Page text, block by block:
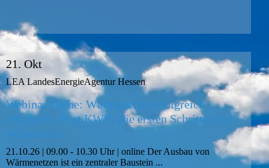
21. Okt
LEA LandesEnergieAgentur Hessen
Webinar-Reihe: Wärmenetze erfolgreich
errichten - Post KWP: Die ersten Schritte zum
Wärmenetz
21.10.26 | 09.00 - 10.30 Uhr | online Der Ausbau von
Wärmenetzen ist ein zentraler Baustein ...